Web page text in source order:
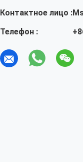
Контактное лицо :
Телефон :